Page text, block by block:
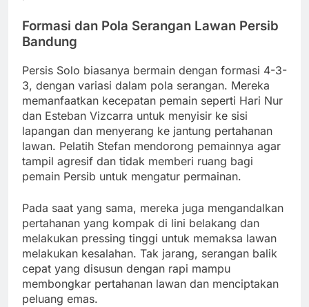
Formasi dan Pola Serangan Lawan Persib
Bandung
Persis Solo biasanya bermain dengan formasi 4-3-
3, dengan variasi dalam pola serangan. Mereka
memanfaatkan kecepatan pemain seperti Hari Nur
dan Esteban Vizcarra untuk menyisir ke sisi
lapangan dan menyerang ke jantung pertahanan
lawan. Pelatih Stefan mendorong pemainnya agar
tampil agresif dan tidak memberi ruang bagi
pemain Persib untuk mengatur permainan.
Pada saat yang sama, mereka juga mengandalkan
pertahanan yang kompak di lini belakang dan
melakukan pressing tinggi untuk memaksa lawan
melakukan kesalahan. Tak jarang, serangan balik
cepat yang disusun dengan rapi mampu
membongkar pertahanan lawan dan menciptakan
peluang emas.